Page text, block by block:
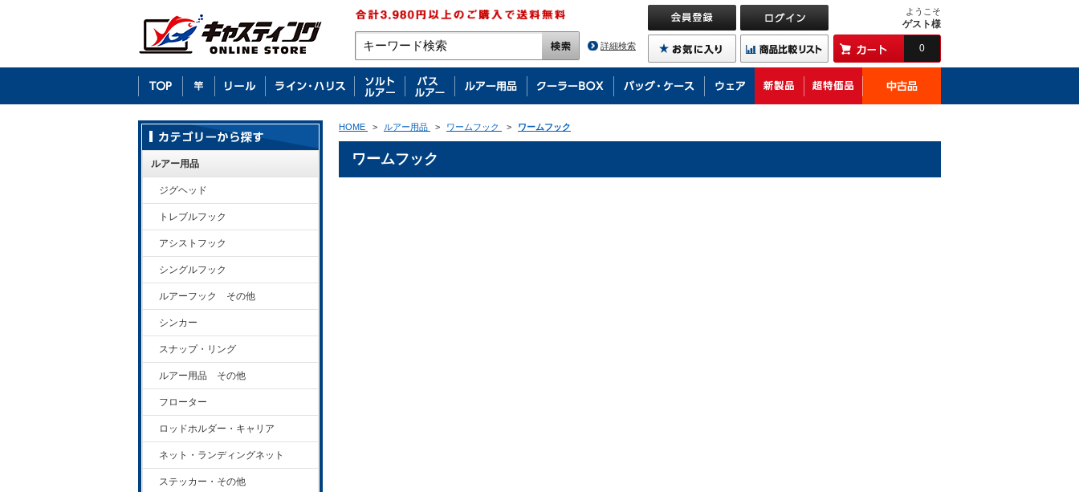
詳細検索
ようこそ
ゲスト様
0
HOME > ルアー用品 > ワームフック > ワームフック
ワームフック
ルアー用品
ジグヘッド
トレブルフック
アシストフック
シングルフック
ルアーフック その他
シンカー
スナップ・リング
ルアー用品 その他
フローター
ロッドホルダー・キャリア
ネット・ランディングネット
ステッカー・その他